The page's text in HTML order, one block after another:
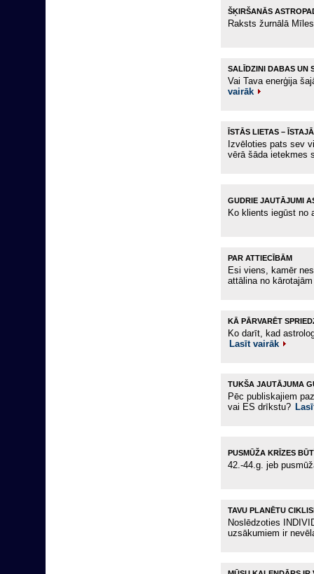
ŠĶIRŠANĀS
Raksts žurnālā
SALĪDZINI DABAS UN
Vai Tava enerģija
vairāk
ĪSTĀS LIETAS –
Izvēloties pats sev
vērā šāda ietekmes
GUDRIE JAUTĀJUMI
Ko klients iegūst no
PAR ATTIECĪBĀM
‪Esi viens, kamēr
attālina no
KĀ PĀRVARĒT
Ko darīt, kad
Lasīt vairāk
TUKŠA JAUTĀJUMA
Pēc publiskajiem
vai ES drīkstu?
PUSMŪŽA KRĪZES
42.-44.g. jeb
TAVU PLANĒTU
Noslēdzoties
uzsākumiem ir